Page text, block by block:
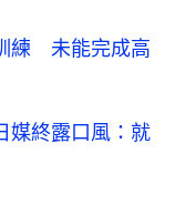
練 未能完成高
終露口風：就